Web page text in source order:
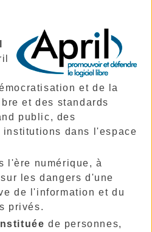
et de la
et des standards
public, des
institutions dans l'espace
l'ère numérique, à
les dangers d'une
de l'information et du
privés.
de personnes,